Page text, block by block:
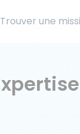
Trouver une